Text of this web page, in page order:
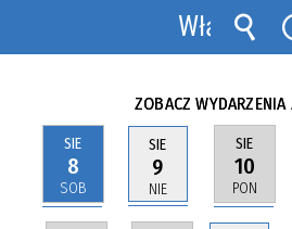
MÓJ PIES ARTUR (WYBRZEŻE)
ZOBACZ WYDARZENIA
SIE
8
SOB
SIE
9
NIE
SIE
10
PON
Włącz